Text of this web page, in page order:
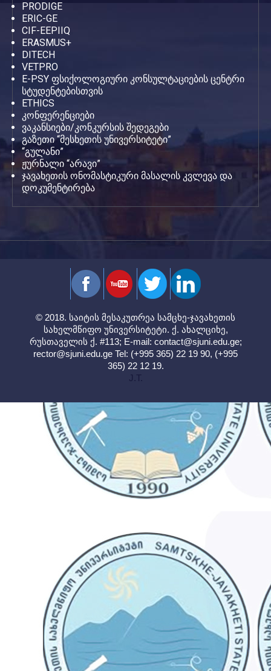
PRODIGE
ERIC-GE
CIF-EEPIIQ
ERASMUS+
DITECH
VETPRO
E-PSY ფსიქოლოგიური კონსულტაციების ცენტრი
სტუდენტებისთვის
ETHICS
კონფერენციები
ვაკანსიები/კონკურსის შედეგები
გაზეთი “მესხეთის უნივერსიტეტი”
“გულანი”
ჟურნალი “არავი”
ჯავახეთის ონომასტიკური მასალის კვლევა და
დოკუმენტირება
© 2018. საიტის მესაკუთრეა სამცხე-ჯავახეთის
სახელმწიფო უნივერსიტეტი. ქ. ახალციხე,
რუსთაველის ქ. #113; E-mail: contact@sjuni.edu.ge;
rector@sjuni.edu.ge Tel: (+995 365) 22 19 90, (+995
365) 22 12 19.
J.T.